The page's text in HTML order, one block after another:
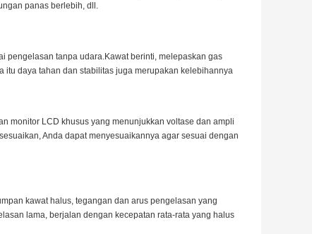
panas berlebih, dll.
pengelasan tanpa udara.Kawat berinti, melepaskan gas
daya tahan dan stabilitas juga merupakan kelebihannya
monitor LCD khusus yang menunjukkan voltase dan ampli
Anda dapat menyesuaikannya agar sesuai dengan
kawat halus, tegangan dan arus pengelasan yang
lama, berjalan dengan kecepatan rata-rata yang halus